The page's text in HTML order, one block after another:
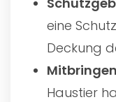
eine
Deckung
Haustier